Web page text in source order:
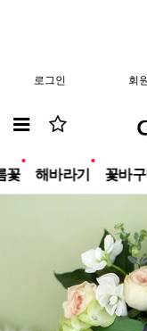
로그인 회
꽃 해바라기 꽃바